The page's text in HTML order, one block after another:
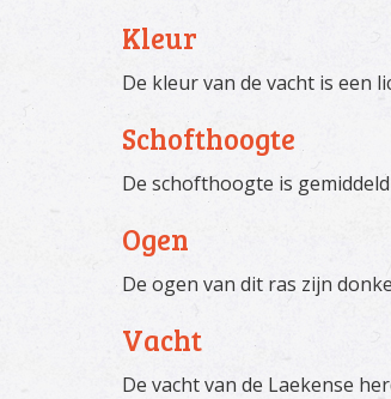
Kleur
De kleur van de vacht is een
Schofthoogte
De schofthoogte is
Ogen
De ogen van dit ras zijn
Vacht
De vacht van de Laekense